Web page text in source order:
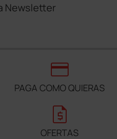
Newsletter
credit_card
PAGA COMO QUIERAS
request_quote
OFERTAS